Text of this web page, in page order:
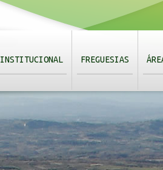
INSTITUCIONAL FREGUESIAS